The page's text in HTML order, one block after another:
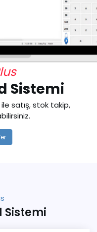
Sistemi
ile satış, stok takip,
Sistemi